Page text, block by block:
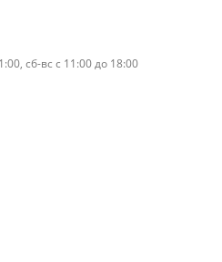
сб-вс с 11:00 до 18:00